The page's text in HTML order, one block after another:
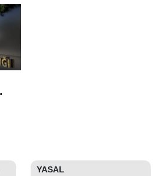
YASAL